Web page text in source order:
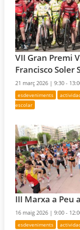
VII Gran Premi
Francisco Soler
21 març 2026 |9:30 -
esdeveniments
escolar
III Marxa a Peu
16 maig 2026 |9:00 -
esdeveniments